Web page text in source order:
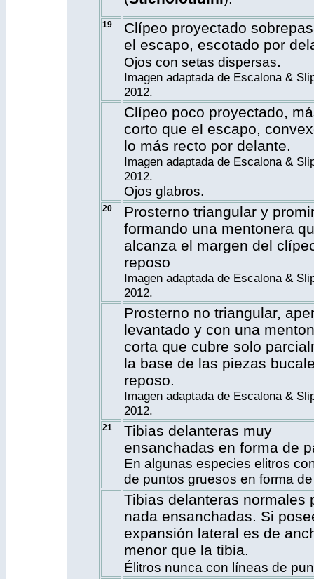
19
Clípeo proyectado
el escapo, escotado por
Ojos con setas dispersas.
Imagen adaptada de Escalona &
2012.
Clípeo poco proyectado,
corto que el escapo,
lo más recto por delante.
Imagen adaptada de Escalona &
2012.
Ojos glabros.
20
Prosterno triangular y
formando una mentonera
alcanza el margen del
reposo
Imagen adaptada de Escalona &
2012.
Prosterno no triangular,
levantado y con una
corta que cubre solo
la base de las piezas
reposo.
Imagen adaptada de Escalona &
2012.
21
Tibias delanteras muy
ensanchadas en forma de
En algunas especies elitros
de puntos gruesos en forma de
Tibias delanteras normales
nada ensanchadas. Si
expansión lateral es de
menor que la tibia.
Élitros nunca con líneas de